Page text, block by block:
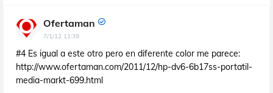
Ofertaman
7/1/12 11:39
#4 Es igual a este otro pero en diferente color me parece:
http://www.ofertaman.com/2011/12/hp-dv6-6b17ss-portatil-
media-markt-699.html